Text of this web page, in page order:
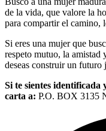
de la vida, que valore la
para compartir el camino,
Si eres una mujer que
respeto mutuo, la amistad
deseas construir un futuro
Si te sientes identificada
carta a: P.O. BOX 3135